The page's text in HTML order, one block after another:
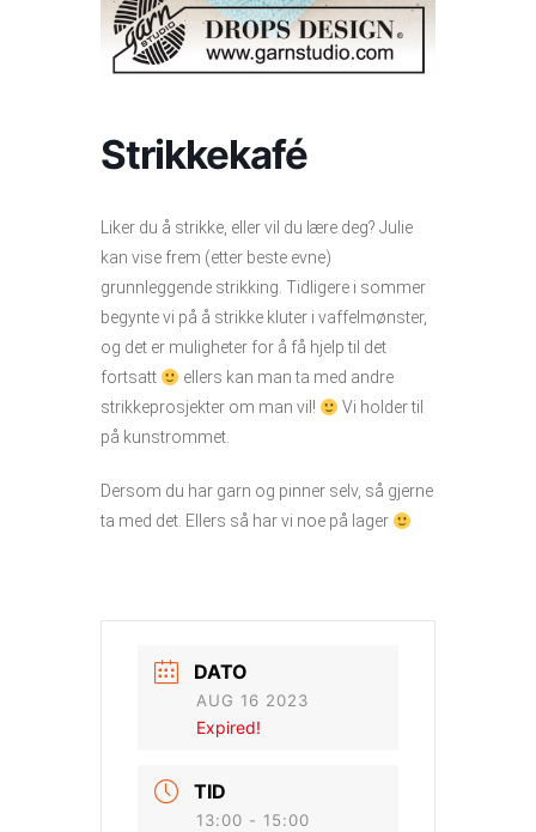
Strikkekafé
Liker du å strikke, eller vil du lære deg? Julie
kan vise frem (etter beste evne)
grunnleggende strikking. Tidligere i sommer
begynte vi på å strikke kluter i vaffelmønster,
og det er muligheter for å få hjelp til det
fortsatt
ellers kan man ta med andre
strikkeprosjekter om man vil!
Vi holder til
på kunstrommet.
Dersom du har garn og pinner selv, så gjerne
ta med det. Ellers så har vi noe på lager
DATO
AUG 16 2023
Expired!
TID
13:00 - 15:00